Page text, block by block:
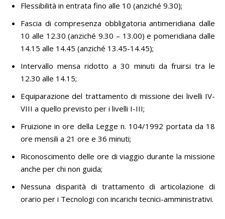
Flessibilità in entrata fino alle 10 (anziché 9.30);
Fascia di compresenza obbligatoria antimeridiana dalle
10 alle 12.30 (anziché 9.30 – 13.00) e pomeridiana dalle
14.15 alle 14.45 (anziché 13.45-14.45);
Intervallo mensa ridotto a 30 minuti da fruirsi tra le
12.30 alle 14.15;
Equiparazione del trattamento di missione dei livelli IV-
VIII a quello previsto per i livelli I-III;
Fruizione in ore della Legge n. 104/1992 portata da 18
ore mensili a 21 ore e 36 minuti;
Riconoscimento delle ore di viaggio durante la missione
anche per chi non guida;
Nessuna disparità di trattamento di articolazione di
orario per i Tecnologi con incarichi tecnici-amministrativi.